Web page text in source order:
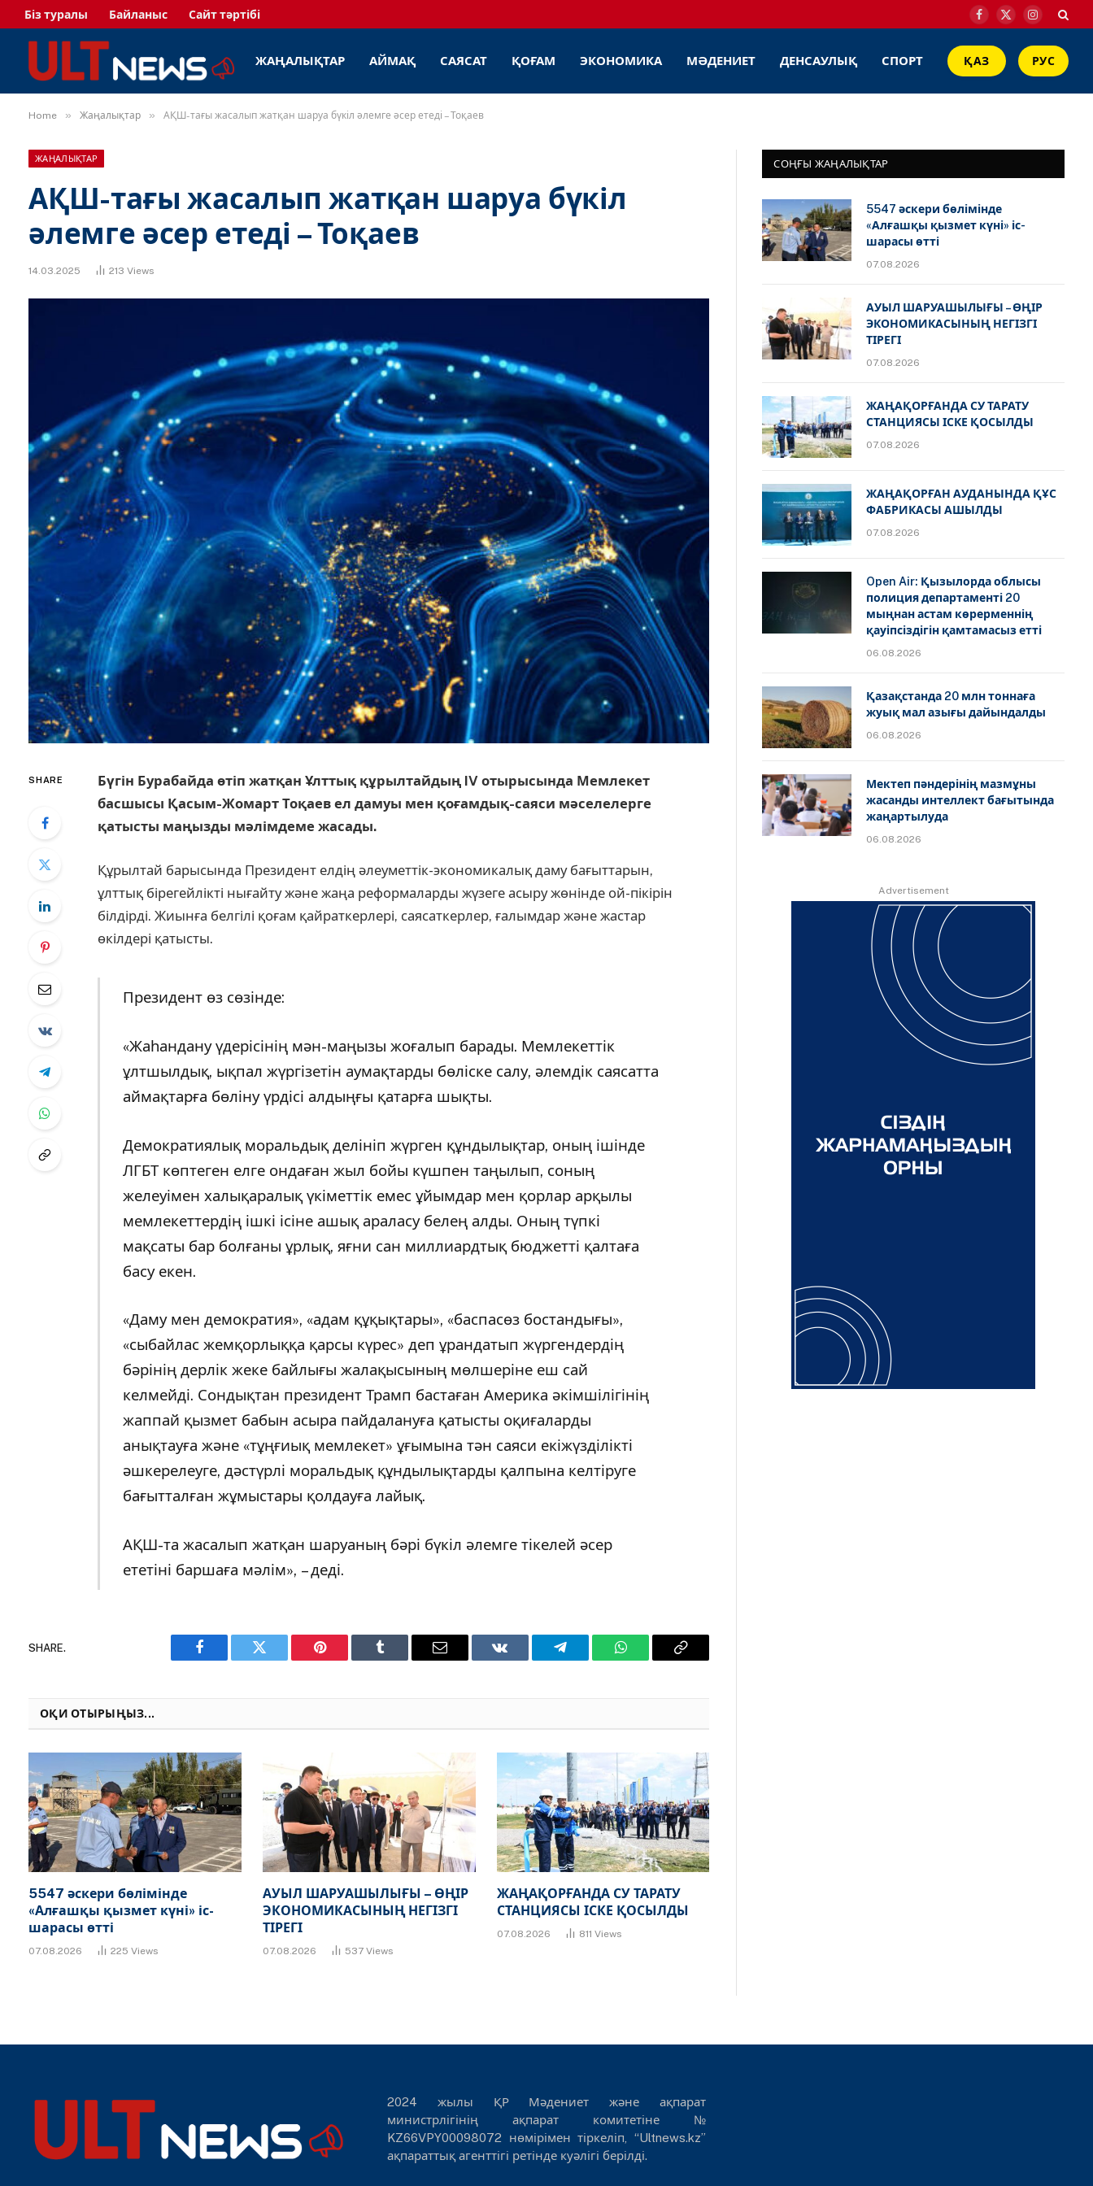
Біз туралы Байланыс Сайт тәртібі
Facebook
X
Instagram
ЖАҢАЛЫҚТАР АЙМАҚ САЯСАТ ҚОҒАМ ЭКОНОМИКА МӘДЕНИЕТ ДЕНСАУЛЫҚ СПОРТ ҚАЗ РУС
Home » Жаңалықтар » АҚШ-тағы жасалып жатқан шаруа бүкіл әлемге әсер етеді – Тоқаев
ЖАҢАЛЫҚТАР
АҚШ-тағы жасалып жатқан шаруа бүкіл
әлемге әсер етеді – Тоқаев
14.03.2025 213 Views
SHARE
Бүгін Бурабайда өтіп жатқан Ұлттық құрылтайдың IV отырысында Мемлекет
басшысы Қасым-Жомарт Тоқаев ел дамуы мен қоғамдық-саяси мәселелерге
қатысты маңызды мәлімдеме жасады.
Құрылтай барысында Президент елдің әлеуметтік-экономикалық даму бағыттарын,
ұлттық бірегейлікті нығайту және жаңа реформаларды жүзеге асыру жөнінде ой-пікірін
білдірді. Жиынға белгілі қоғам қайраткерлері, саясаткерлер, ғалымдар және жастар
өкілдері қатысты.
Президент өз сөзінде:
«Жаһандану үдерісінің мән-маңызы жоғалып барады. Мемлекеттік
ұлтшылдық, ықпал жүргізетін аумақтарды бөліске салу, әлемдік саясатта
аймақтарға бөліну үрдісі алдыңғы қатарға шықты.
Демократиялық моральдық делініп жүрген құндылықтар, оның ішінде
ЛГБТ көптеген елге ондаған жыл бойы күшпен таңылып, соның
желеуімен халықаралық үкіметтік емес ұйымдар мен қорлар арқылы
мемлекеттердің ішкі ісіне ашық араласу белең алды. Оның түпкі
мақсаты бар болғаны ұрлық, яғни сан миллиардтық бюджетті қалтаға
басу екен.
«Даму мен демократия», «адам құқықтары», «баспасөз бостандығы»,
«сыбайлас жемқорлыққа қарсы күрес» деп ұрандатып жүргендердің
бәрінің дерлік жеке байлығы жалақысының мөлшеріне еш сай
келмейді. Сондықтан президент Трамп бастаған Америка әкімшілігінің
жаппай қызмет бабын асыра пайдалануға қатысты оқиғаларды
анықтауға және «тұңғиық мемлекет» ұғымына тән саяси екіжүзділікті
әшкерелеуге, дәстүрлі моральдық құндылықтарды қалпына келтіруге
бағытталған жұмыстары қолдауға лайық.
АҚШ-та жасалып жатқан шаруаның бәрі бүкіл әлемге тікелей әсер
ететіні баршаға мәлім», – деді.
SHARE.
Facebook Twitter Pinterest Tumblr Email VKontakteTelegram WhatsAppCopy
ОҚИ ОТЫРЫҢЫЗ...
5547 әскери бөлімінде
«Алғашқы қызмет күні» іс-
шарасы өтті
07.08.2026 225 Views
АУЫЛ ШАРУАШЫЛЫҒЫ – ӨҢІР
ЭКОНОМИКАСЫНЫҢ НЕГІЗГІ
ТІРЕГІ
07.08.2026 537 Views
ЖАҢАҚОРҒАНДА СУ ТАРАТУ
СТАНЦИЯСЫ ІСКЕ ҚОСЫЛДЫ
07.08.2026 811 Views
СОҢҒЫ ЖАҢАЛЫҚТАР
5547 әскери бөлімінде
«Алғашқы қызмет күні» іс-
шарасы өтті
07.08.2026
АУЫЛ ШАРУАШЫЛЫҒЫ – ӨҢІР
ЭКОНОМИКАСЫНЫҢ НЕГІЗГІ
ТІРЕГІ
07.08.2026
ЖАҢАҚОРҒАНДА СУ ТАРАТУ
СТАНЦИЯСЫ ІСКЕ ҚОСЫЛДЫ
07.08.2026
ЖАҢАҚОРҒАН АУДАНЫНДА ҚҰС
ФАБРИКАСЫ АШЫЛДЫ
07.08.2026
Open Air: Қызылорда облысы
полиция департаменті 20
мыңнан астам көрерменнің
қауіпсіздігін қамтамасыз етті
06.08.2026
Қазақстанда 20 млн тоннаға
жуық мал азығы дайындалды
06.08.2026
Мектеп пәндерінің мазмұны
жасанды интеллект бағытында
жаңартылуда
06.08.2026
Advertisement
2024 жылы ҚР Мәдениет және ақпарат
министрлігінің ақпарат комитетіне №
KZ66VPY00098072 нөмірімен тіркеліп, “Ultnews.kz”
ақпараттық агенттігі ретінде куәлігі берілді.